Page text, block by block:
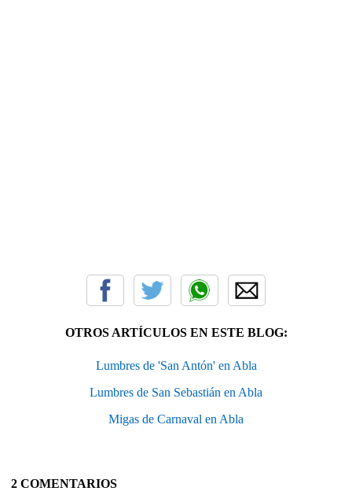
OTROS ARTÍCULOS EN ESTE BLOG:
Lumbres de 'San Antón' en Abla
Lumbres de San Sebastián en Abla
Migas de Carnaval en Abla
2 COMENTARIOS